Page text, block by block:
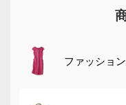
ファッション